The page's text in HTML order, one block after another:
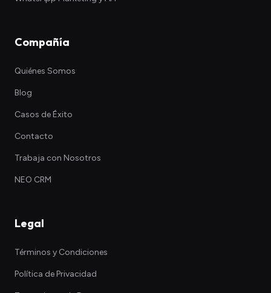
Compañía
Quiénes Somos
Blog
Casos de Éxito
Contacto
Trabaja con Nosotros
NEO CRM
Legal
Términos y Condiciones
Política de Privacidad